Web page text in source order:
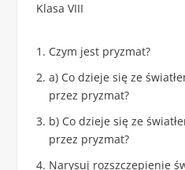
Klasa VIII
Czym jest pryzmat?
a) Co dzieje się ze
przez pryzmat?
b) Co dzieje się ze
przez pryzmat?
Narysuj rozszczepienie